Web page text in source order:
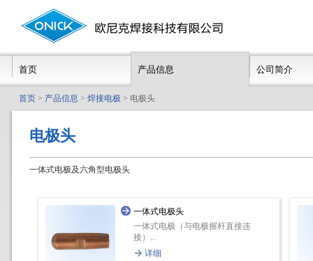
首页 产品信息 公司简介
首页> 产品信息 > 焊接电极 > 电极头
电极头
一体式电极及六角型电极头
一体式电极头
一体式电极（与电极握杆直接连
接）...
详细